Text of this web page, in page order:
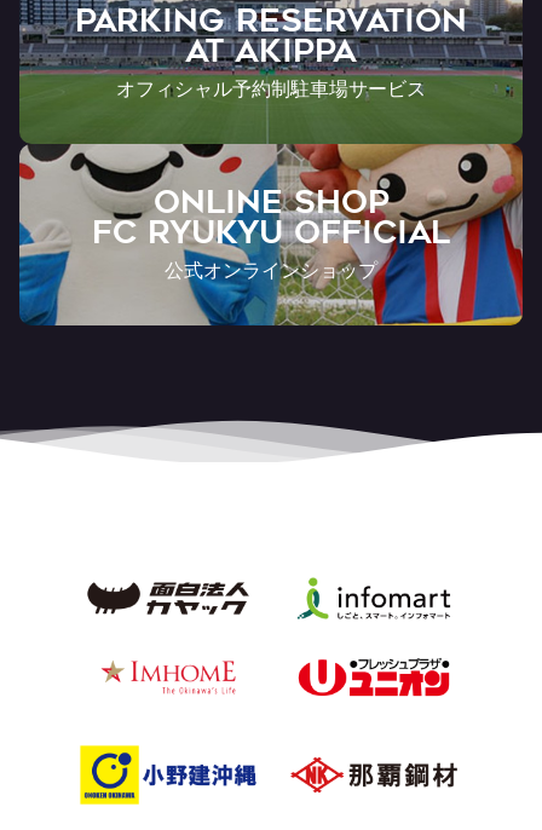
PARKING RESERVATION
AT Akippa
オフィシャル予約制駐車場サービス
ONLINE SHOP
FC RYUKYU OFFICIAL
公式オンラインショップ